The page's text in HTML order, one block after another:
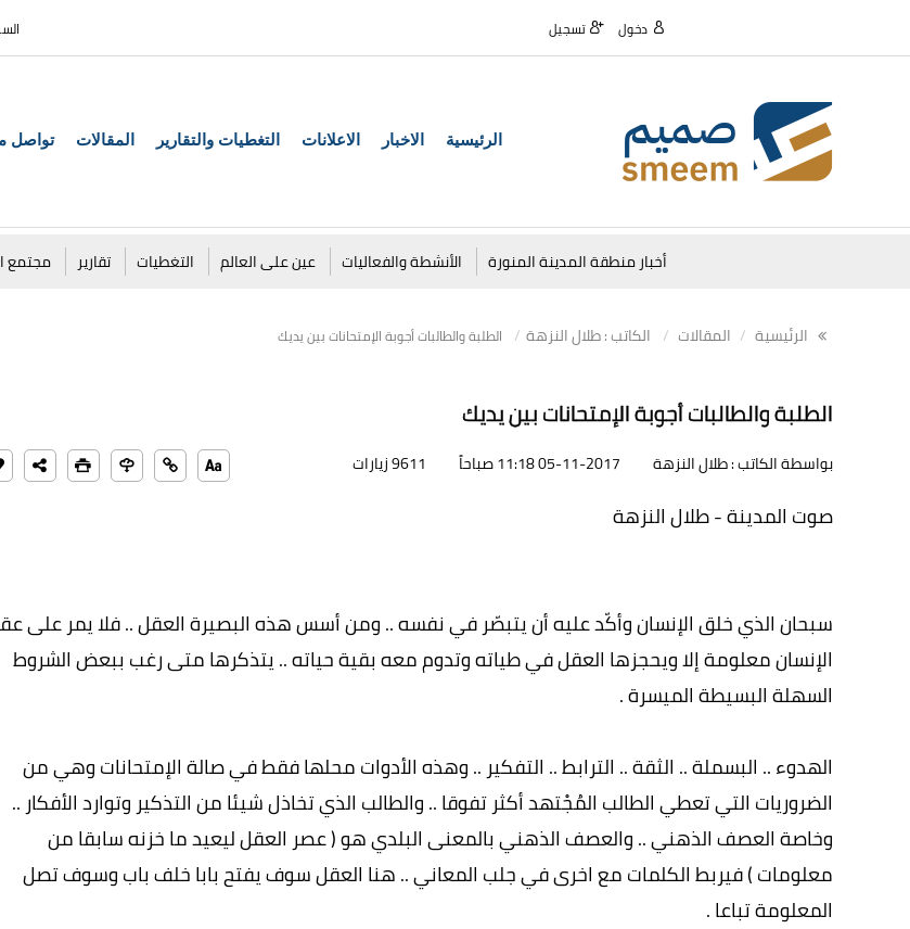
السبت 8 دخول تسجيل
الرئيسية الاخبار الاعلانات التغطيات والتقارير المقالات تواصل
أخبار منطقة المدينة المنورة الأنشطة والفعاليات عين على العالم التغطيات تقارير مجتمع
الرئيسية المقالات الكاتب : طلال النزهة الطلبة والطالبات أجوبة الإمتحانات بين يديك
الطلبة والطالبات أجوبة الإمتحانات بين يديك
بواسطة الكاتب : طلال النزهة 05-11-2017 11:18 صباحاً 9611 زيارات
صوت المدينة - طلال النزهة
سبحان الذي خلق الإنسان وأكّد عليه أن يتبصّر في نفسه .. ومن أسس هذه البصيرة العقل .. فلا يمر على
الإنسان معلومة إلا ويحجزها العقل في طياته وتدوم معه بقية حياته .. يتذكرها متى رغب ببعض الشروط
السهلة البسيطة الميسرة .
الهدوء .. البسملة .. الثقة .. الترابط .. التفكير .. وهذه الأدوات محلها فقط في صالة الإمتحانات وهي من
الضروريات التي تعطي الطالب المُجْتهد أكثر تفوقا .. والطالب الذي تخاذل شيئا من التذكير وتوارد الأفكار ..
وخاصة العصف الذهني .. والعصف الذهني بالمعنى البلدي هو ( عصر العقل ليعيد ما خزنه سابقا من
معلومات ) فيربط الكلمات مع اخرى في جلب المعاني .. هنا العقل سوف يفتح بابا خلف باب وسوف تصل
المعلومة تباعا .